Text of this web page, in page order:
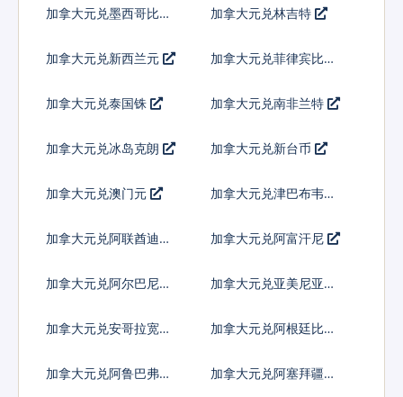
加拿大元兑墨西哥比索 加拿大元兑林吉特
加拿大元兑新西兰元 加拿大元兑菲律宾比索
加拿大元兑泰国铢 加拿大元兑南非兰特
加拿大元兑冰岛克朗 加拿大元兑新台币
加拿大元兑澳门元 加拿大元兑津巴布韦币
加拿大元兑阿联酋迪拉
加拿大元兑阿富汗尼
加拿大元兑阿尔巴尼亚
加拿大元兑亚美尼亚德
加拿大元兑安哥拉宽扎 加拿大元兑阿根廷比索
加拿大元兑阿鲁巴弗罗
加拿大元兑阿塞拜疆马